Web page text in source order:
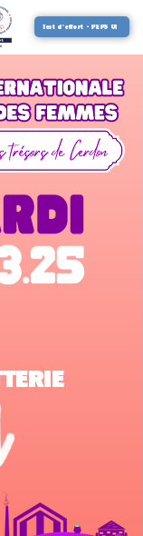
Test d'effort - PEPS 01